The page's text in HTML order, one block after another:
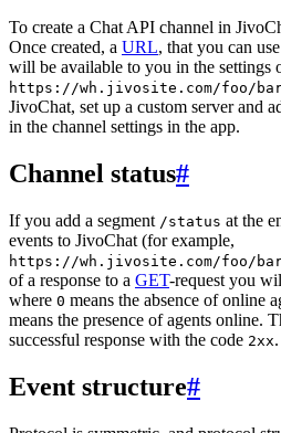
To create a Chat API channel in
Once created, a URL, that you can
will be available to you in the settings
https://wh.jivosite.com/foo/
JivoChat, set up a custom server and
in the channel settings in the app.
Channel status#
If you add a segment /status at the
events to JivoChat (for example,
https://wh.jivosite.com/foo/
of a response to a GET-request you
where 0 means the absence of online
means the presence of agents online.
successful response with the code 2xx.
Event structure#